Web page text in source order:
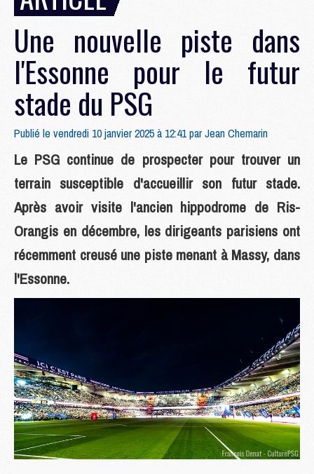
Une nouvelle piste dans
l'Essonne pour le futur
stade du PSG
Publié le vendredi 10 janvier 2025 à 12:41 parJean Chemarin
Le PSG continue de prospecter pour trouver un
terrain susceptible d'accueillir son futur stade.
Après avoir visite l'ancien hippodrome de Ris-
Orangis en décembre, les dirigeants parisiens ont
récemment creusé une piste menant à Massy, dans
l'Essonne.